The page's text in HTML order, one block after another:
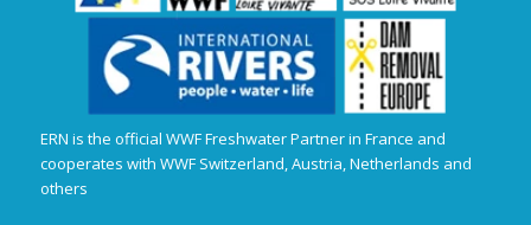
ERN is the official WWF Freshwater Partner in France and
cooperates with WWF Switzerland, Austria, Netherlands and
others